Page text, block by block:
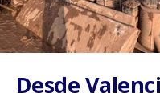
Desde